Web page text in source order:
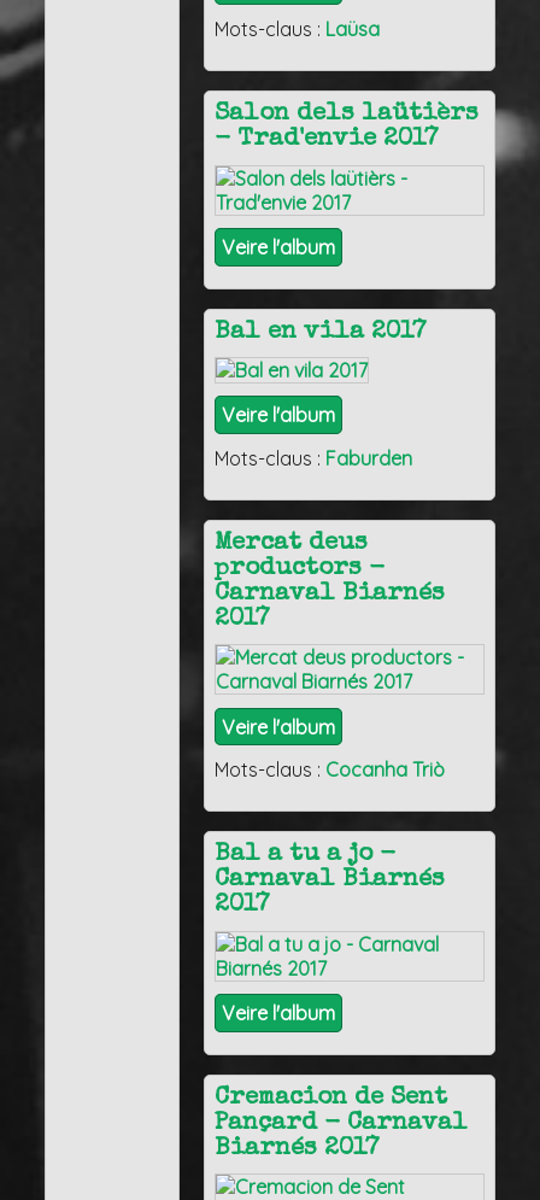
Mots-claus : Laüsa
Salon dels laütièrs
- Trad'envie 2017
Veire l'album
Bal en vila 2017
Veire l'album
Mots-claus : Faburden
Mercat deus
productors -
Carnaval Biarnés
2017
Veire l'album
Mots-claus : Cocanha Triò
Bal a tu a jo -
Carnaval Biarnés
2017
Veire l'album
Cremacion de Sent
Pançard - Carnaval
Biarnés 2017